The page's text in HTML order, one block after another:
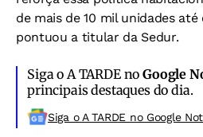
de mais de 10 mil unidades até
pontuou a titular da Sedur.
Siga o A TARDE noGoogle
principais destaques do dia.
Siga o A TARDE no Google